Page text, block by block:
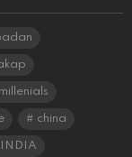
china
INDIA